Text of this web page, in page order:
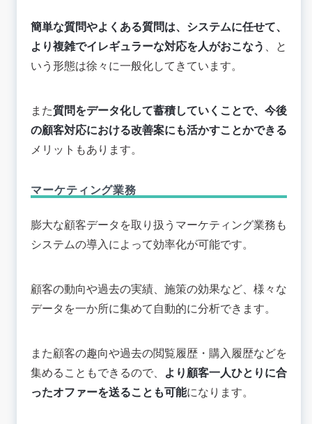
簡単な質問やよくある質問は、システムに任せて、
より複雑でイレギュラーな対応を人がおこなう 、と
いう形態は徐々に一般化してきています。
また質問をデータ化して蓄積していくことで、今後
の顧客対応における改善案にも活かすことかできる
メリットもあります。
マーケティング業務
膨大な顧客データを取り扱うマーケティング業務も
システムの導入によって効率化が可能です。
顧客の動向や過去の実績、施策の効果など、様々な
データを一か所に集めて自動的に分析できます。
また顧客の趣向や過去の閲覧履歴・購入履歴などを
集めることもできるので、 より顧客一人ひとりに合
ったオファーを送ることも可能になります。